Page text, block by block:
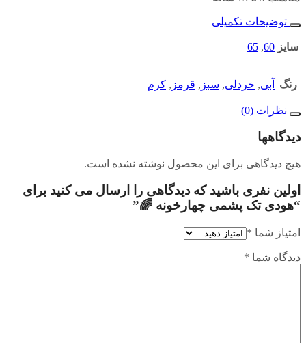
توضیحات تکمیلی
سایز 60
,
65
رنگ آبی, خردلی, سبز , قرمز , کرم
نظرات (0)
دیدگاهها
هیچ دیدگاهی برای این محصول نوشته نشده است.
اولین نفری باشید که دیدگاهی را ارسال می کنید برای
“هودی تک پشمی چهارخونه 🌈”
امتیاز شما *
دیدگاه شما *